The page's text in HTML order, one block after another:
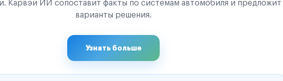
Карвэй ИИ сопоставит факты по системам автомобиля и предложит
варианты решения.
Узнать больше